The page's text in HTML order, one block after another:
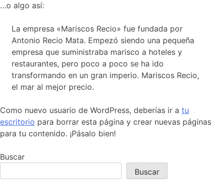
…o algo así:
La empresa «Mariscos Recio» fue fundada por
Antonio Recio Mata. Empezó siendo una pequeña
empresa que suministraba marisco a hoteles y
restaurantes, pero poco a poco se ha ido
transformando en un gran imperio. Mariscos Recio,
el mar al mejor precio.
Como nuevo usuario de WordPress, deberías ir a tu
escritorio para borrar esta página y crear nuevas páginas
para tu contenido. ¡Pásalo bien!
Buscar
Buscar